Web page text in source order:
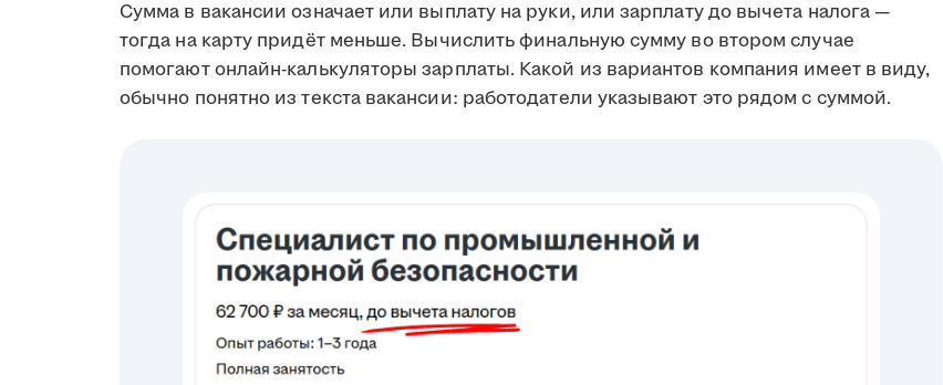
Сумма в вакансии означает или выплату на руки, или зарплату до вычета налога —
тогда на карту придёт меньше. Вычислить финальную сумму во втором случае
помогают онлайн-калькуляторы зарплаты. Какой из вариантов компания имеет в виду,
обычно понятно из текста вакансии: работодатели указывают это рядом с суммой.